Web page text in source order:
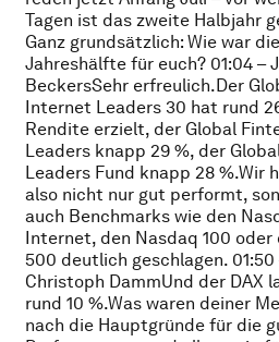
Tagen ist das zweite Halbjahr
Ganz grundsätzlich: Wie war
Jahreshälfte für euch? 01:04 –
BeckersSehr erfreulich.Der
Internet Leaders 30 hat rund
Rendite erzielt, der Global
Leaders knapp 29 %, der
Leaders Fund knapp 28 %.Wir
also nicht nur gut performt,
auch Benchmarks wie den
Internet, den Nasdaq 100 oder
500 deutlich geschlagen. 01:50
Christoph DammUnd der DAX
rund 10 %.Was waren deiner
nach die Hauptgründe für die